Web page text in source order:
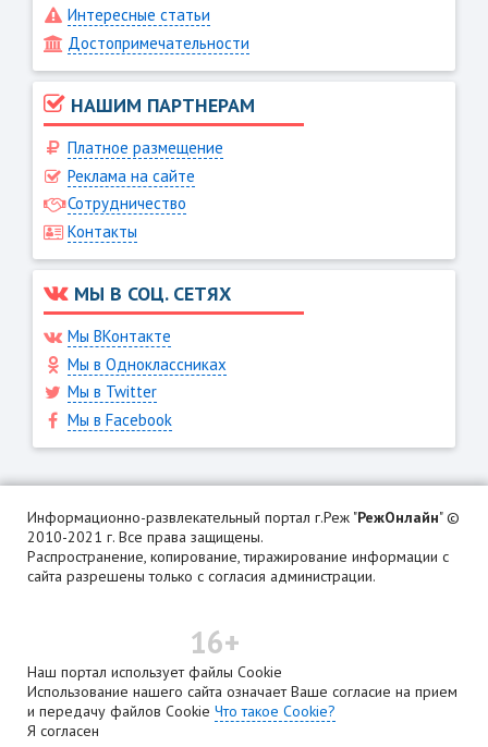
Интересные статьи
Достопримечательности
НАШИМ ПАРТНЕРАМ
Платное размещение
Реклама на сайте
Сотрудничество
Контакты
МЫ В СОЦ. СЕТЯХ
Мы ВКонтакте
Мы в Одноклассниках
Мы в Twitter
Мы в Facebook
Информационно-развлекательный портал г.Реж "РежОнлайн" ©
2010-2021 г. Все права защищены.
Распространение, копирование, тиражирование информации с
сайта разрешены только с согласия администрации.
16+
Наш портал использует файлы Cookie
Использование нашего сайта означает Ваше согласие на прием
и передачу файлов Cookie Что такое Cookie?
Я согласен